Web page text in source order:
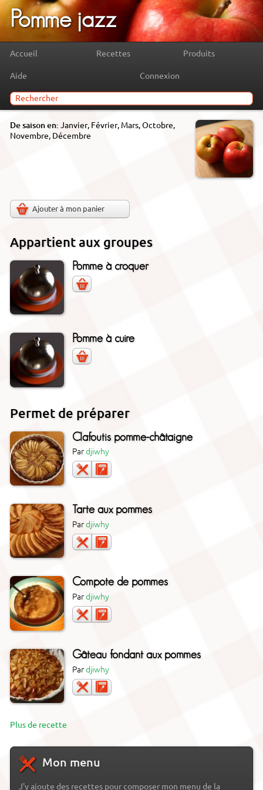
Pomme jazz
Accueil Recettes Produits
Aide Connexion
Mon menu
J'y ajoute des recettes pour composer mon menu de la
De saison en: Janvier, Février, Mars, Octobre,
Novembre, Décembre
Ajouter à mon panier
Appartient aux groupes
Pomme à croquer
Pomme à cuire
Permet de préparer
Clafoutis pomme-châtaigne
Pardjiwhy
Tarte aux pommes
Pardjiwhy
Compote de pommes
Pardjiwhy
Gâteau fondant aux pommes
Pardjiwhy
Plus de recette